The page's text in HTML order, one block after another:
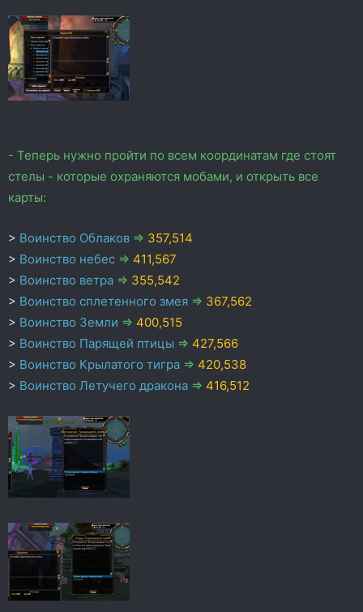
- Теперь нужно пройти по всем координатам где стоят
стелы - которые охраняются мобами, и открыть все
карты:
> Воинство Облаков => 357,514
> Воинство небес => 411,567
> Воинство ветра => 355,542
> Воинство сплетенного змея => 367,562
> Воинство Земли => 400,515
> Воинство Парящей птицы => 427,566
> Воинство Крылатого тигра => 420,538
> Воинство Летучего дракона => 416,512